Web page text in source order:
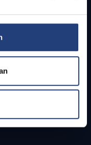
Etterbeek
in Jette